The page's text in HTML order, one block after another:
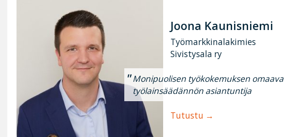
Joona Kaunisniemi
Työmarkkinalakimies
Sivistysala ry
Monipuolisen työkokemuksen omaava
työlainsäädännön asiantuntija
Tutustu